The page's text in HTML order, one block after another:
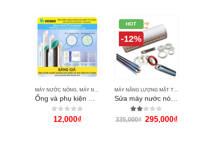
MÁY NƯỚC NÓNG MÁY NƯỚC NÓNG NĂNG LƯỢNG MẶT TRỜI ĐẠI THÀNH
0out of 5
12,000₫
HOT
-12%
MÁY NĂNG LƯỢNG MẶT TRỜI THÁI DƯƠNG NĂNG
Sửa máy nước nóng năng lượng mặt trời
2.00 out of 5
335,000₫ 295,000₫